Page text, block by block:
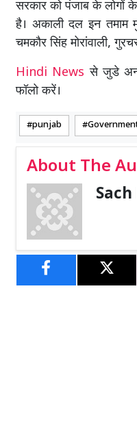
सरकार को पंजाब के लोगों
है। अकाली दल इन तमाम
चमकौर सिंह मोरांवाली,
Hindi Newsसे जुडे
फॉलो करें।
punjab
About The